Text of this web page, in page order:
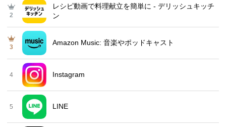
2
レシピ動画で料理献立を簡単‪に - デリッシュキッチ
ン
3
Amazon Music: 音楽やポッドキャスト
4 Instagram
5 LINE